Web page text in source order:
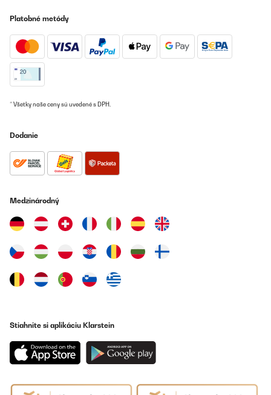
Platobné metódy
* Všetky naše ceny sú uvedené s DPH.
Dodanie
Medzinárodný
Stiahnite si aplikáciu Klarstein